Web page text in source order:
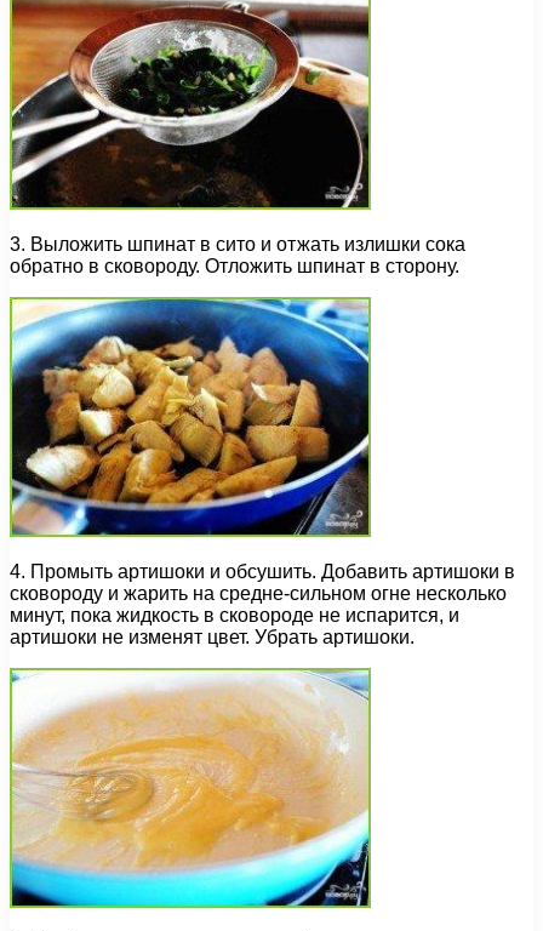
3. Выложить шпинат в сито и отжать излишки сока
обратно в сковороду. Отложить шпинат в сторону.
4. Промыть артишоки и обсушить. Добавить артишоки в
сковороду и жарить на средне-сильном огне несколько
минут, пока жидкость в сковороде не испарится, и
артишоки не изменят цвет. Убрать артишоки.